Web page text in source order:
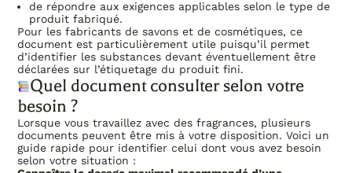
de répondre aux exigences applicables selon le type de
produit fabriqué.
Pour les fabricants de savons et de cosmétiques, ce
document est particulièrement utile puisqu’il permet
d’identifier les substances devant éventuellement être
déclarées sur l’étiquetage du produit fini.
Quel document consulter selon votre
besoin ?
Lorsque vous travaillez avec des fragrances, plusieurs
documents peuvent être mis à votre disposition. Voici un
guide rapide pour identifier celui dont vous avez besoin
selon votre situation :